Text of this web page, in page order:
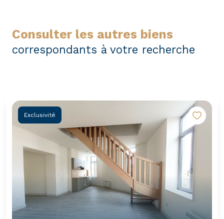
consulter les autres biens
correspondants à votre recherche
Exclusivité